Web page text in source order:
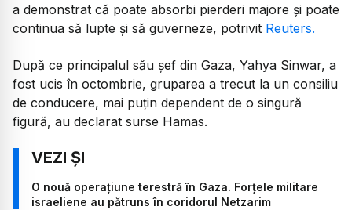
a demonstrat că poate absorbi pierderi majore și poate
continua să lupte și să guverneze, potrivit Reuters.
După ce principalul său șef din Gaza, Yahya Sinwar, a
fost ucis în octombrie, gruparea a trecut la un consiliu
de conducere, mai puțin dependent de o singură
figură, au declarat surse Hamas.
O nouă operațiune terestră în Gaza. Forțele militare
israeliene au pătruns în coridorul Netzarim